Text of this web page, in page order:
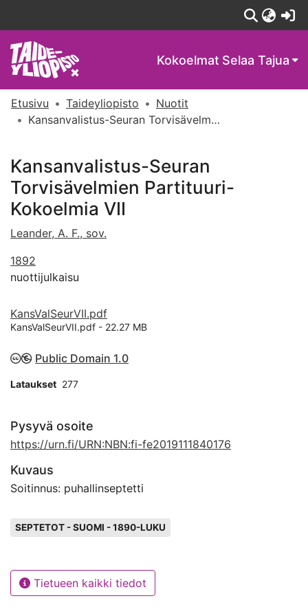
Kokoelmat Selaa Tajua
Etusivu Taideyliopisto
Nuotit
Kansanvalistus-Seuran Torvisävelmien Partituuri-Kokoelmia VII
Kansanvalistus-Seuran
Torvisävelmien Partituuri-
Kokoelmia VII
Leander, A. F., sov.
1892
nuottijulkaisu
KansValSeurVII.pdf
KansValSeurVII.pdf - 22.27 MB
Public Domain 1.0
Lataukset 277
Pysyvä osoite
https://urn.fi/URN:NBN:fi-fe2019111840176
Kuvaus
Soitinnus: puhallinseptetti
SEPTETOT - SUOMI - 1890-LUKU
Tietueen kaikki tiedot